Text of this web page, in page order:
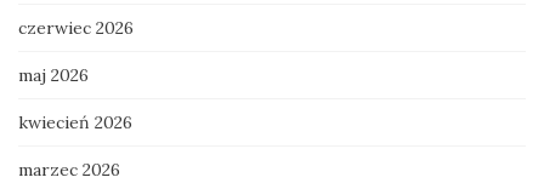
czerwiec 2026
maj 2026
kwiecień 2026
marzec 2026